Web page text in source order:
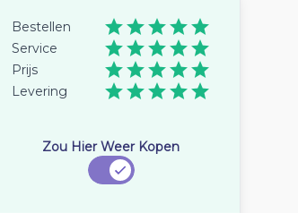
Bestellen
Service
Prijs
Levering
Zou Hier Weer Kopen